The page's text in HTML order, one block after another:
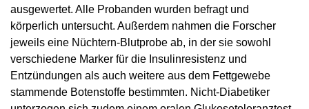
ausgewertet. Alle Probanden wurden befragt und
körperlich untersucht. Außerdem nahmen die Forscher
jeweils eine Nüchtern-Blutprobe ab, in der sie sowohl
verschiedene Marker für die Insulinresistenz und
Entzündungen als auch weitere aus dem Fettgewebe
stammende Botenstoffe bestimmten. Nicht-Diabetiker